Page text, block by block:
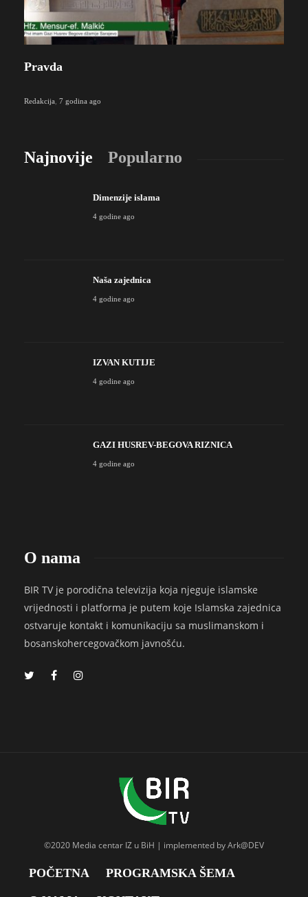
Pravda
Redakcija 7 godina ago
Najnovije Popularno
Dimenzije islama
4 godine ago
Naša zajednica
4 godine ago
IZVAN KUTIJE
4 godine ago
GAZI HUSREV-BEGOVA RIZNICA
4 godine ago
O nama
BIR TV je porodična televizija koja njeguje islamske
vrijednosti i platforma je putem koje Islamska zajednica
ostvaruje kontakt i komunikaciju sa muslimanskom i
bosanskohercegovačkom javnošću.
©2020 Media centar IZ u BiH | implemented by Ark@DEV
POČETNA
PROGRAMSKA ŠEMA